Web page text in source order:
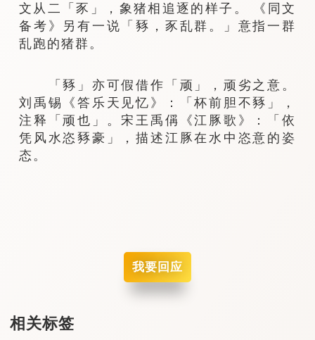
文从二「豕」，象猪相追逐的样子。 《同文
备考》另有一说「豩，豕乱群。」意指一群
乱跑的猪群。
「豩」亦可假借作「顽」，顽劣之意。
刘禹锡《答乐天见忆》：「杯前胆不豩」，
注释「顽也」。宋王禹偁《江豚歌》：「依
凭风水恣豩豪」，描述江豚在水中恣意的姿
态。
我要回应
相关标签